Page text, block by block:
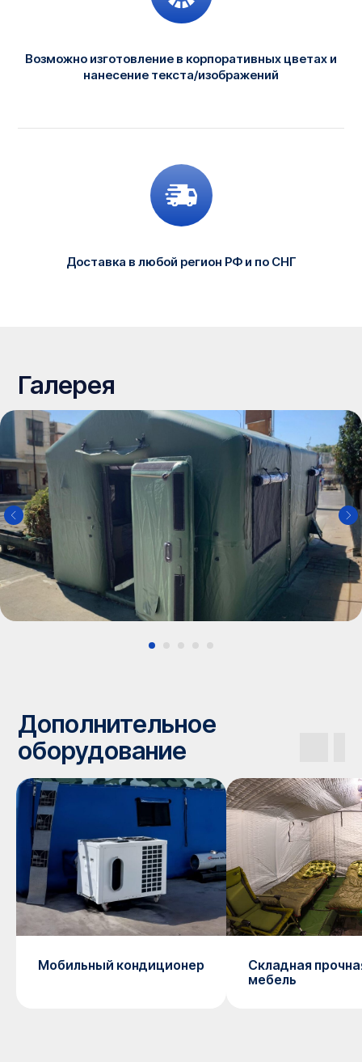
Возможно изготовление в корпоративных цветах и
нанесение текста/изображений
Доставка в любой регион РФ и по СНГ
Мобильный кондиционер
Складная
мебель